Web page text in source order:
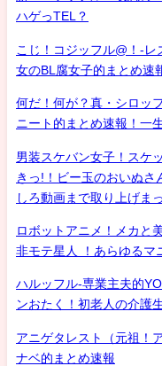
ハゲっTEL？
こじ！コジッフル@！-
女のBL腐女子的まとめ速
何だ！何が？真・シロ
ニート的まとめ速報！一
男装スケバン女子！スケ
きっ!！ビー玉のおいぬ
しろ動画まで取り上げま
ロボットアニメ！メカと
非モテ星人 ！あらゆるマ
ハルッフル-専業主夫的
ンおたく！初老人の介護
アニゲタレスト（元祖！
ナベ的まとめ速報